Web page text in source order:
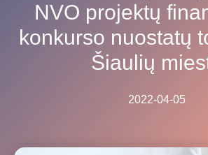
NVO projektų
konkurso nuostatų
Šiaulių
2022-04-05